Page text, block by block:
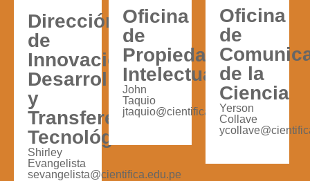
Dirección
de
Innovación,
Desarrollo
y
Transferencia
Tecnológica
Shirley
Evangelista
sevangelista@cientifica.edu.pe​
Oficina
de
Propiedad
Intelectual
John
Taquio
jtaquio@cientifica.edu.pe
Oficina
de
de la
Ciencia
Yerson
Collave